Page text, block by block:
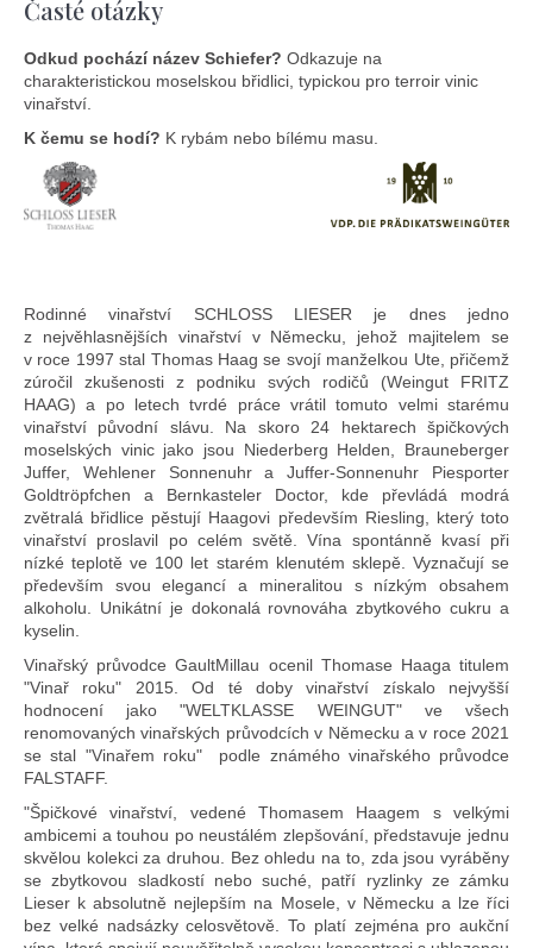
Časté otázky
Odkud pochází název Schiefer? Odkazuje na
charakteristickou moselskou břidlici, typickou pro terroir vinic
vinařství.
K čemu se hodí? K rybám nebo bílému masu.
Rodinné vinařství SCHLOSS LIESER je dnes jedno
z nejvěhlasnějších vinařství v Německu, jehož majitelem se
v roce 1997 stal Thomas Haag se svojí manželkou Ute, přičemž
zúročil zkušenosti z podniku svých rodičů (Weingut FRITZ
HAAG) a po letech tvrdé práce vrátil tomuto velmi starému
vinařství původní slávu. Na skoro 24 hektarech špičkových
moselských vinic jako jsou Niederberg Helden, Brauneberger
Juffer, Wehlener Sonnenuhr a Juffer-Sonnenuhr Piesporter
Goldtröpfchen a Bernkasteler Doctor, kde převládá modrá
zvětralá břidlice pěstují Haagovi především Riesling, který toto
vinařství proslavil po celém světě. Vína spontánně kvasí při
nízké teplotě ve 100 let starém klenutém sklepě. Vyznačují se
především svou elegancí a mineralitou s nízkým obsahem
alkoholu. Unikátní je dokonalá rovnováha zbytkového cukru a
kyselin.
Vinařský průvodce GaultMillau ocenil Thomase Haaga titulem
"Vinař roku" 2015. Od té doby vinařství získalo nejvyšší
hodnocení jako "WELTKLASSE WEINGUT" ve všech
renomovaných vinařských průvodcích v Německu a v roce 2021
se stal "Vinařem roku" podle známého vinařského průvodce
FALSTAFF.
"Špičkové vinařství, vedené Thomasem Haagem s velkými
ambicemi a touhou po neustálém zlepšování, představuje jednu
skvělou kolekci za druhou. Bez ohledu na to, zda jsou vyráběny
se zbytkovou sladkostí nebo suché, patří ryzlinky ze zámku
Lieser k absolutně nejlepším na Mosele, v Německu a lze říci
bez velké nadsázky celosvětově. To platí zejména pro aukční